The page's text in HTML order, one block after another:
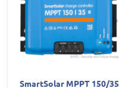
SmartSolar MPPT 150/35